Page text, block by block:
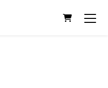
Warenkorb